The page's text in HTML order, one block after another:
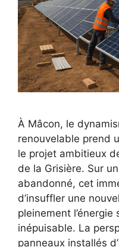
À Mâcon, le
renouvelable prend
le projet ambitieux
de la Grisière. Sur
abandonné, cet
d’insuffler une
pleinement
inépuisable. La
panneaux installés